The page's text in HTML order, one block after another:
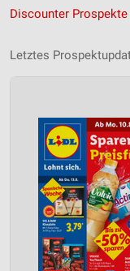
Discounter Prospekte
Letztes